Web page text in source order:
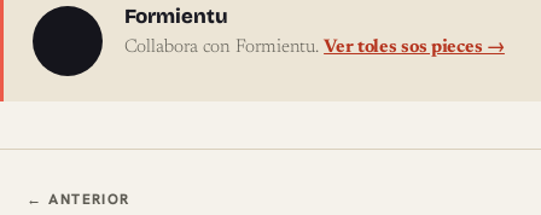
Sobre l'autor
Formientu
Collabora con Formientu. Ver toles sos pieces →
Navegación ente pieces
← ANTERIOR